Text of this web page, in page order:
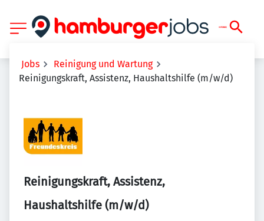
Jobs
Reinigung und Wartung
Reinigungskraft, Assistenz, Haushaltshilfe (m/w/d)
Reinigungskraft, Assistenz,
Haushaltshilfe (m/w/d)